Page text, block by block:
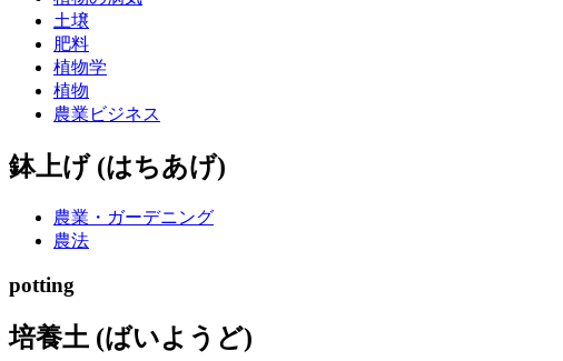
土壌
肥料
植物学
植物
農業ビジネス
鉢上げ (はちあげ)
農業・ガーデニング
農法
potting
培養土 (ばいようど)